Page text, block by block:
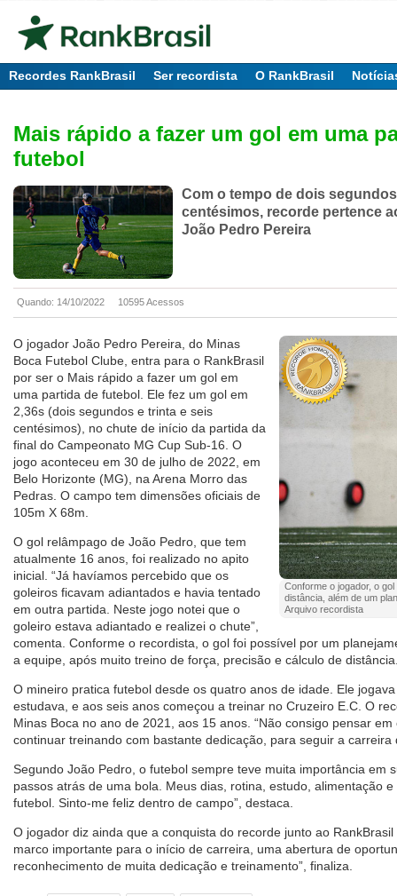
Recordes RankBrasil Ser recordista O RankBrasil
Mais rápido a fazer um gol em uma
futebol
Com o tempo de dois
centésimos, recorde pertence
João Pedro Pereira
Quando: 14/10/2022 10595 Acessos
Conforme o jogador, o
distância, além de um
Arquivo recordista
O jogador João Pedro Pereira, do Minas
Boca Futebol Clube, entra para o RankBrasil
por ser o Mais rápido a fazer um gol em
uma partida de futebol. Ele fez um gol em
2,36s (dois segundos e trinta e seis
centésimos), no chute de início da partida da
final do Campeonato MG Cup Sub-16. O
jogo aconteceu em 30 de julho de 2022, em
Belo Horizonte (MG), na Arena Morro das
Pedras. O campo tem dimensões oficiais de
105m X 68m.
O gol relâmpago de João Pedro, que tem
atualmente 16 anos, foi realizado no apito
inicial. “Já havíamos percebido que os
goleiros ficavam adiantados e havia tentado
em outra partida. Neste jogo notei que o
goleiro estava adiantado e realizei o chute”,
comenta. Conforme o recordista, o gol foi possível por um
a equipe, após muito treino de força, precisão e cálculo de
O mineiro pratica futebol desde os quatro anos de idade. Ele
estudava, e aos seis anos começou a treinar no Cruzeiro E.C. O
Minas Boca no ano de 2021, aos 15 anos. “Não consigo pensar
continuar treinando com bastante dedicação, para seguir a carreira
Segundo João Pedro, o futebol sempre teve muita importância em
passos atrás de uma bola. Meus dias, rotina, estudo, alimentação
futebol. Sinto-me feliz dentro de campo”, destaca.
O jogador diz ainda que a conquista do recorde junto ao
marco importante para o início de carreira, uma abertura de
reconhecimento de muita dedicação e treinamento”, finaliza.